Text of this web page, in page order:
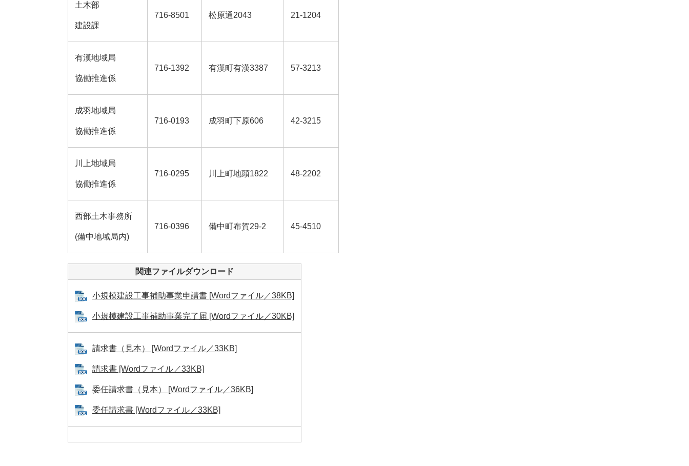
土木部
建設課
716-8501 松原通2043 21-1204
有漢地域局
協働推進係
716-1392 有漢町有漢3387 57-3213
成羽地域局
協働推進係
716-0193 成羽町下原606 42-3215
川上地域局
協働推進係
716-0295 川上町地頭1822 48-2202
西部土木事務所
(備中地域局内)
716-0396 備中町布賀29-2 45-4510
関連ファイルダウンロード
小規模建設工事補助事業申請書 [Wordファイル／38KB]
小規模建設工事補助事業完了届 [Wordファイル／30KB]
請求書（見本） [Wordファイル／33KB]
請求書 [Wordファイル／33KB]
委任請求書（見本） [Wordファイル／36KB]
委任請求書 [Wordファイル／33KB]